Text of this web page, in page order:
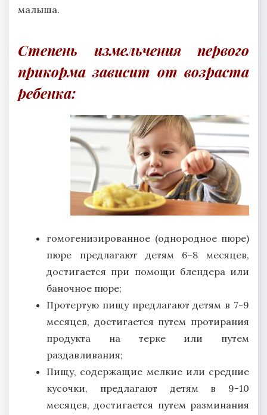
малыша.
Степень измельчения первого
прикорма зависит от возраста
ребенка:
гомогенизированное (однородное пюре)
пюре предлагают детям 6–8 месяцев,
достигается при помощи блендера или
баночное пюре;
Протертую пищу предлагают детям в 7-9
месяцев, достигается путем протирания
продукта на терке или путем
раздавливания;
Пищу, содержащие мелкие или средние
кусочки, предлагают детям в 9-10
месяцев, достигается путем разминания